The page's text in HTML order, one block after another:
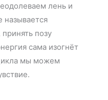
лень и
называется
позу
сама изогнёт
мы можем